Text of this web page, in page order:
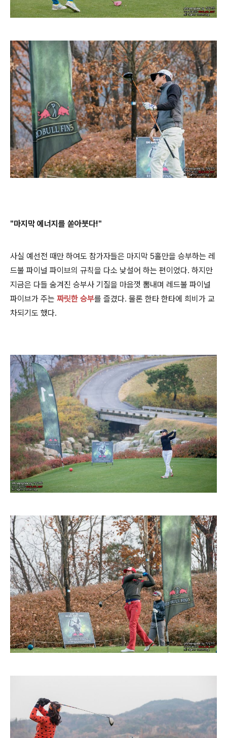
"마지막 에너지를 쏟아붓다!"
사실 예선전 때만 하여도 참가자들은 마지막 5홀만을 승부하는 레
드불 파이널 파이브의 규칙을 다소 낯설어 하는 편이었다. 하지만
지금은 다들 숨겨진 승부사 기질을 마음껏 뽐내며 레드불 파이널
파이브가 주는 짜릿한 승부를 즐겼다. 물론 한타 한타에 희비가 교
차되기도 했다.